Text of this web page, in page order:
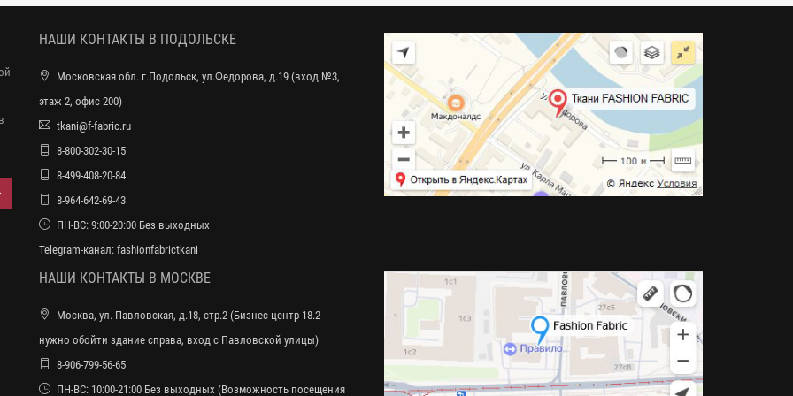
НАШИ КОНТАКТЫ В ПОДОЛЬСКЕ
Московская обл. г.Подольск, ул.Федорова, д.19 (вход №3,
этаж 2, офис 200)
tkani@f-fabric.ru
8-800-302-30-15
8-499-408-20-84
8-964-642-69-43
ПН-ВС: 9:00-20:00 Без выходных
Telegram-канал: fashionfabrictkani
НАШИ КОНТАКТЫ В МОСКВЕ
Москва, ул. Павловская, д.18, стр.2 (Бизнес-центр 18.2 -
нужно обойти здание справа, вход с Павловской улицы)
8-906-799-56-65
ПН-ВС: 10:00-21:00 Без выходных (Возможность посещения